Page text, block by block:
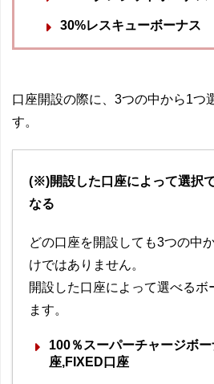
30%レスキューボーナス
口座開設の際に、3つの中から1つ
す。
(※)開設した口座によって選択
なる
どの口座を開設しても3つの中
けではありません。
開設した口座によって選べるボ
ます。
100％スーパーチャージボ
座,FIXED口座